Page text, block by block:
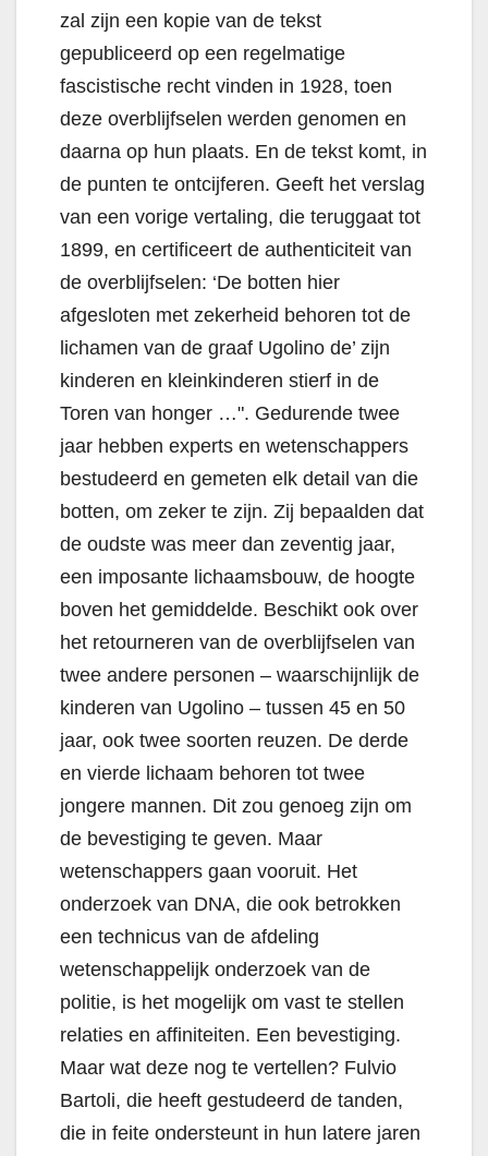
zal zijn een kopie van de tekst
gepubliceerd op een regelmatige
fascistische recht vinden in 1928, toen
deze overblijfselen werden genomen en
daarna op hun plaats. En de tekst komt, in
de punten te ontcijferen. Geeft het verslag
van een vorige vertaling, die teruggaat tot
1899, en certificeert de authenticiteit van
de overblijfselen: ‘De botten hier
afgesloten met zekerheid behoren tot de
lichamen van de graaf Ugolino de’ zijn
kinderen en kleinkinderen stierf in de
Toren van honger …". Gedurende twee
jaar hebben experts en wetenschappers
bestudeerd en gemeten elk detail van die
botten, om zeker te zijn. Zij bepaalden dat
de oudste was meer dan zeventig jaar,
een imposante lichaamsbouw, de hoogte
boven het gemiddelde. Beschikt ook over
het retourneren van de overblijfselen van
twee andere personen – waarschijnlijk de
kinderen van Ugolino – tussen 45 en 50
jaar, ook twee soorten reuzen. De derde
en vierde lichaam behoren tot twee
jongere mannen. Dit zou genoeg zijn om
de bevestiging te geven. Maar
wetenschappers gaan vooruit. Het
onderzoek van DNA, die ook betrokken
een technicus van de afdeling
wetenschappelijk onderzoek van de
politie, is het mogelijk om vast te stellen
relaties en affiniteiten. Een bevestiging.
Maar wat deze nog te vertellen? Fulvio
Bartoli, die heeft gestudeerd de tanden,
die in feite ondersteunt in hun latere jaren